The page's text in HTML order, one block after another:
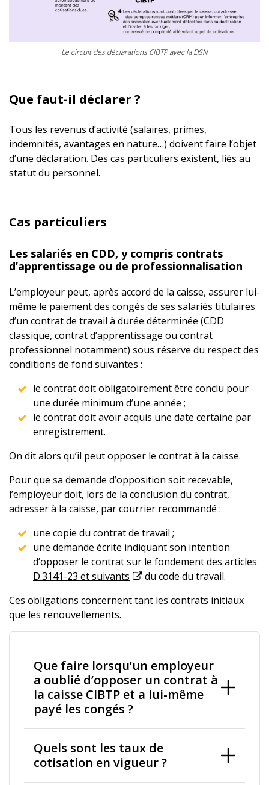
La DSN issue du logiciel de paie transite par le circuit
Le circuit des déclarations CIBTP avec la DSN
Que faut-il déclarer ?
Tous les revenus d’activité (salaires, primes,
indemnités, avantages en nature…) doivent faire l’objet
d’une déclaration. Des cas particuliers existent, liés au
statut du personnel.
Cas particuliers
Les salariés en CDD, y compris contrats
d’apprentissage ou de professionnalisation
L’employeur peut, après accord de la caisse, assurer lui-
même le paiement des congés de ses salariés titulaires
d’un contrat de travail à durée déterminée (CDD
classique, contrat d’apprentissage ou contrat
professionnel notamment) sous réserve du respect des
conditions de fond suivantes :
le contrat doit obligatoirement être conclu pour
une durée minimum d’une année ;
le contrat doit avoir acquis une date certaine par
enregistrement.
On dit alors qu’il peut opposer le contrat à la caisse.
Pour que sa demande d’opposition soit recevable,
l’employeur doit, lors de la conclusion du contrat,
adresser à la caisse, par courrier recommandé :
une copie du contrat de travail ;
une demande écrite indiquant son intention
d’opposer le contrat sur le fondement des articles
D.3141-23 et suivants
du code du travail.
Ces obligations concernent tant les contrats initiaux
que les renouvellements.
Que faire lorsqu’un employeur
a oublié d’opposer un contrat à
la caisse CIBTP et a lui-même
payé les congés ?
Quels sont les taux de
cotisation en vigueur ?